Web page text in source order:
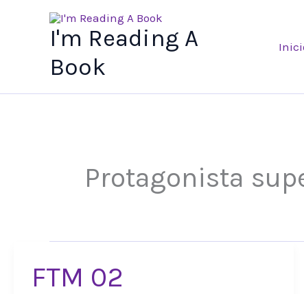
I'm Reading A
Book
Protagonista
FTM 02